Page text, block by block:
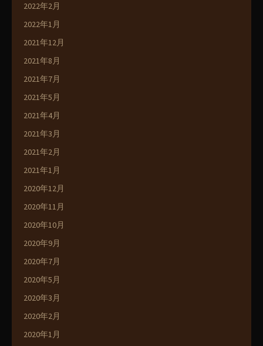
2022年2月
2022年1月
2021年12月
2021年8月
2021年7月
2021年5月
2021年4月
2021年3月
2021年2月
2021年1月
2020年12月
2020年11月
2020年10月
2020年9月
2020年7月
2020年5月
2020年3月
2020年2月
2020年1月